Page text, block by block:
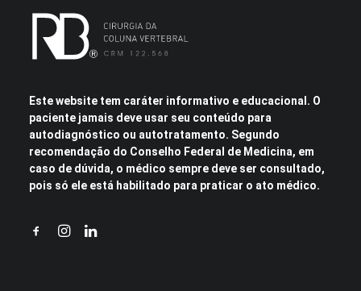
Este website tem caráter informativo e educacional. O
paciente jamais deve usar seu conteúdo para
autodiagnóstico ou autotratamento. Segundo
recomendação do Conselho Federal de Medicina, em
caso de dúvida, o médico sempre deve ser consultado,
pois só ele está habilitado para praticar o ato médico.